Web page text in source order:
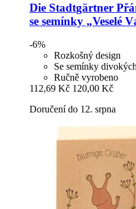
Die Stadtgärtner
se semínky „Veselé
-6%
Rozkošný design
Se semínky
Ručně vyrobeno
112,69 Kč 120,00 Kč
Doručení do 12. srpna